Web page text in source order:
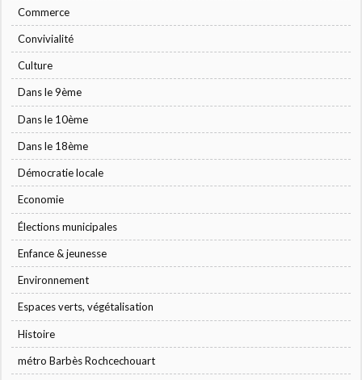
Commerce
Convivialité
Culture
Dans le 9ème
Dans le 10ème
Dans le 18ème
Démocratie locale
Economie
Élections municipales
Enfance & jeunesse
Environnement
Espaces verts, végétalisation
Histoire
métro Barbès Rochcechouart